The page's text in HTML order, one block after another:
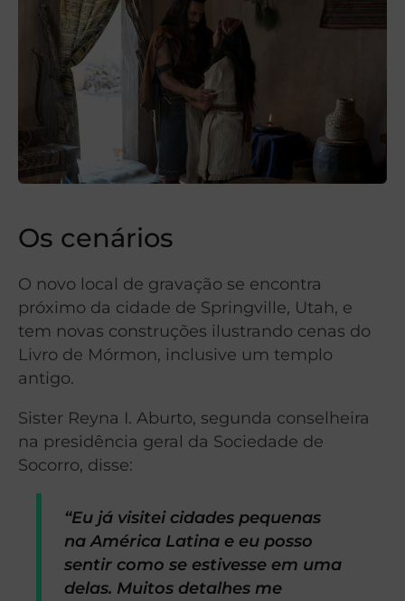
Os cenários
O novo local de gravação se encontra
próximo da cidade de Springville, Utah, e
tem novas construções ilustrando cenas do
Livro de Mórmon, inclusive um templo
antigo.
Sister Reyna I. Aburto, segunda conselheira
na presidência geral da Sociedade de
Socorro, disse:
“Eu já visitei cidades pequenas
na América Latina e eu posso
sentir como se estivesse em uma
delas. Muitos detalhes me